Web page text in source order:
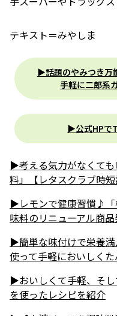
テキスト＝みやしま
▶︎話題のやみつき万
手軽に二郎系
▶︎公式HPで
▶︎考える気力がなくて
料」【レタスクラブ時短
▶︎レモンで健康習慣♪「
味料のリニューアル商
▶︎簡単な味付けで栄養
使って手軽においしく
▶︎おいしくて手軽、そ
を使ったレシピを紹介